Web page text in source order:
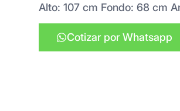
Alto: 107 cm Fondo: 68 cm
Cotizar por Whatsapp